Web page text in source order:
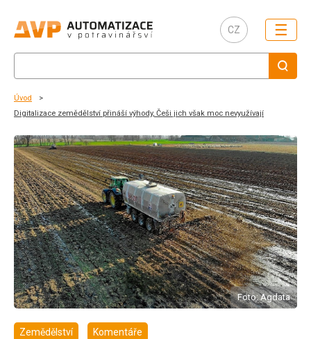
CZ ☰
Úvod
Digitalizace zemědělství přináší výhody, Češi jich však moc nevyužívají
Foto: Agdata
Zemědělství Komentáře